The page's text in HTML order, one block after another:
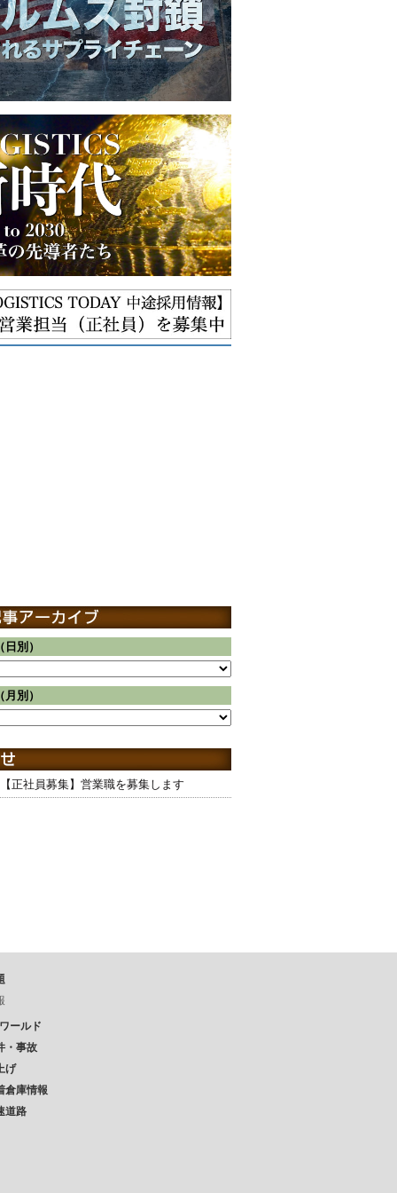
別）
別）
【正社員募集】営業職を募集します
ールド
・事故
げ
倉庫情報
道路